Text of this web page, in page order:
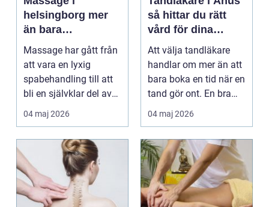
helsingborg mer
än bara
avkoppling
Massage har gått från
att vara en lyxig
spabehandling till att
bli en självklar del av
mångas vardag...
04 maj 2026
så hittar du rätt
vård för dina
tänder
Att välja tandläkare
handlar om mer än att
bara boka en tid när en
tand gör ont. En bra
tandvårdskli...
04 maj 2026